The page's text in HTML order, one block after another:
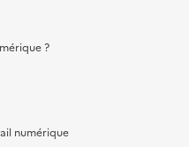
?
numérique